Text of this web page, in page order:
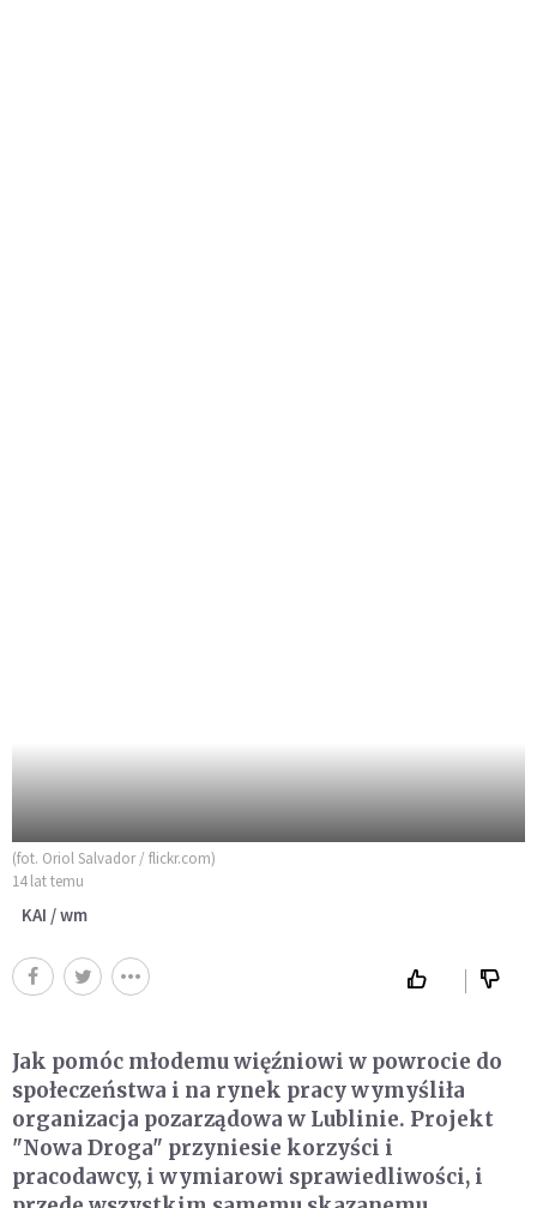
(fot. Oriol Salvador / flickr.com)
14 lat temu
KAI / wm
Jak pomóc młodemu więźniowi w powrocie do
społeczeństwa i na rynek pracy wymyśliła
organizacja pozarządowa w Lublinie. Projekt
"Nowa Droga" przyniesie korzyści i
pracodawcy, i wymiarowi sprawiedliwości, i